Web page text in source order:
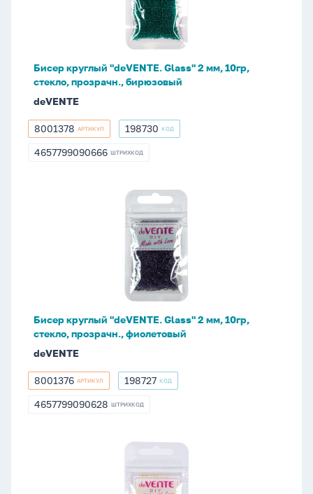
прозрачн.,
бирюзовый
Бисер круглый "deVENTE. Glass" 2 мм, 10гр,
стекло, прозрачн., бирюзовый
deVENTE
8001378
8001378 АРТИКУЛ 198730
198730 КОД
4657799090666
4657799090666 ШТРИХКОД
прозрачн.,
фиолетовый
Бисер круглый "deVENTE. Glass" 2 мм, 10гр,
стекло, прозрачн., фиолетовый
deVENTE
8001376
8001376 АРТИКУЛ 198727
198727 КОД
4657799090628
4657799090628 ШТРИХКОД